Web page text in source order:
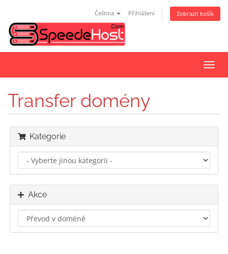
Čeština Přihlášení Zobrazit košík
Transfer domény
Kategorie
Akce